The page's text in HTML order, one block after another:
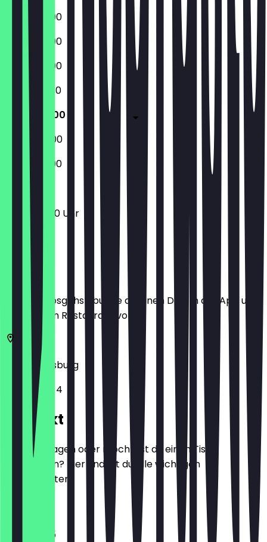
17:00 - 23:00
17:00 - 23:00
17:00 - 23:00
17:00 - 23:30
17:00 - 01:00
17:00 - 02:00
17:00 - 23:00
17:00 - 01:00 Uhr
Bevor du losgehst, buche dir einen Deal in der App und
zeige ihn im Restaurant vor.
Augsburg
Hallstraße 4
Kontakt
Hast du Fragen oder möchtest du einen Tisch
reservieren? Hier findest du alle wichtigen
Kontaktdaten.
0821312265